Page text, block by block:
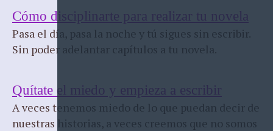
Cómo disciplinarte para realizar tu novela
Pasa el día, pasa la noche y tú sigues sin escribir.
Sin poder adelantar capítulos a tu novela.
Quítate el miedo y empieza a escribir
A veces tenemos miedo de lo que puedan decir de
nuestras historias, a veces creemos que no somos